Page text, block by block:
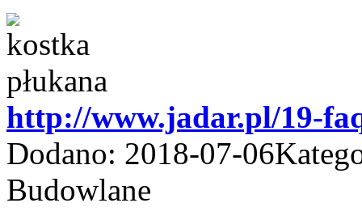
http://www.jadar.pl/19-
Dodano: 2018-07-06
Budowlane